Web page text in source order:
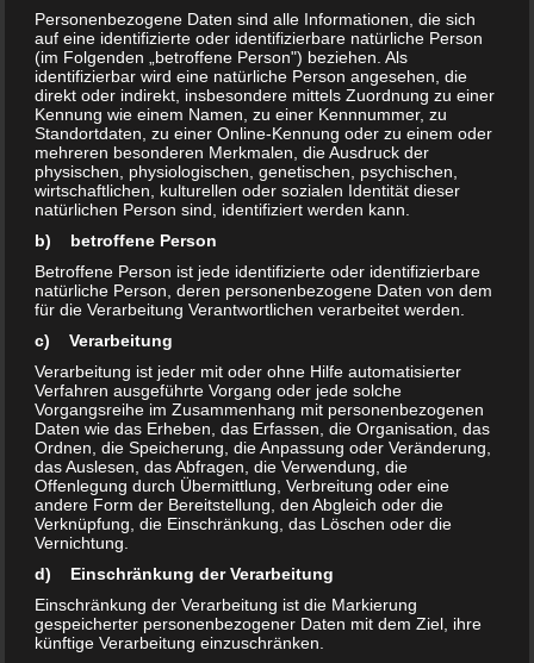
Mangelerscheinungeneine wesentliche Rolle bei derartigen
Krankheitsbildern..mehr Infos:
Beratung in Sachen Pferdepflege / Pferdehygiene
erfolgt durch:
ATH Horsecare
Thomas Hautkappe
Wittener Landstr. 21
58313 Herdecke
Tel.: 02330 71012
Personenbezogene Daten sind alle Informationen, die sich
auf eine identifizierte oder identifizierbare natürliche Person
(im Folgenden „betroffene Person") beziehen. Als
identifizierbar wird eine natürliche Person angesehen, die
direkt oder indirekt, insbesondere mittels Zuordnung zu einer
Kennung wie einem Namen, zu einer Kennnummer, zu
Standortdaten, zu einer Online-Kennung oder zu einem oder
mehreren besonderen Merkmalen, die Ausdruck der
physischen, physiologischen, genetischen, psychischen,
wirtschaftlichen, kulturellen oder sozialen Identität dieser
natürlichen Person sind, identifiziert werden kann.
b) betroffene Person
Betroffene Person ist jede identifizierte oder identifizierbare
natürliche Person, deren personenbezogene Daten von dem
für die Verarbeitung Verantwortlichen verarbeitet werden.
c) Verarbeitung
Verarbeitung ist jeder mit oder ohne Hilfe automatisierter
Verfahren ausgeführte Vorgang oder jede solche
Vorgangsreihe im Zusammenhang mit personenbezogenen
Daten wie das Erheben, das Erfassen, die Organisation, das
Ordnen, die Speicherung, die Anpassung oder Veränderung,
das Auslesen, das Abfragen, die Verwendung, die
Offenlegung durch Übermittlung, Verbreitung oder eine
andere Form der Bereitstellung, den Abgleich oder die
Verknüpfung, die Einschränkung, das Löschen oder die
Vernichtung.
d) Einschränkung der Verarbeitung
Einschränkung der Verarbeitung ist die Markierung
gespeicherter personenbezogener Daten mit dem Ziel, ihre
künftige Verarbeitung einzuschränken.